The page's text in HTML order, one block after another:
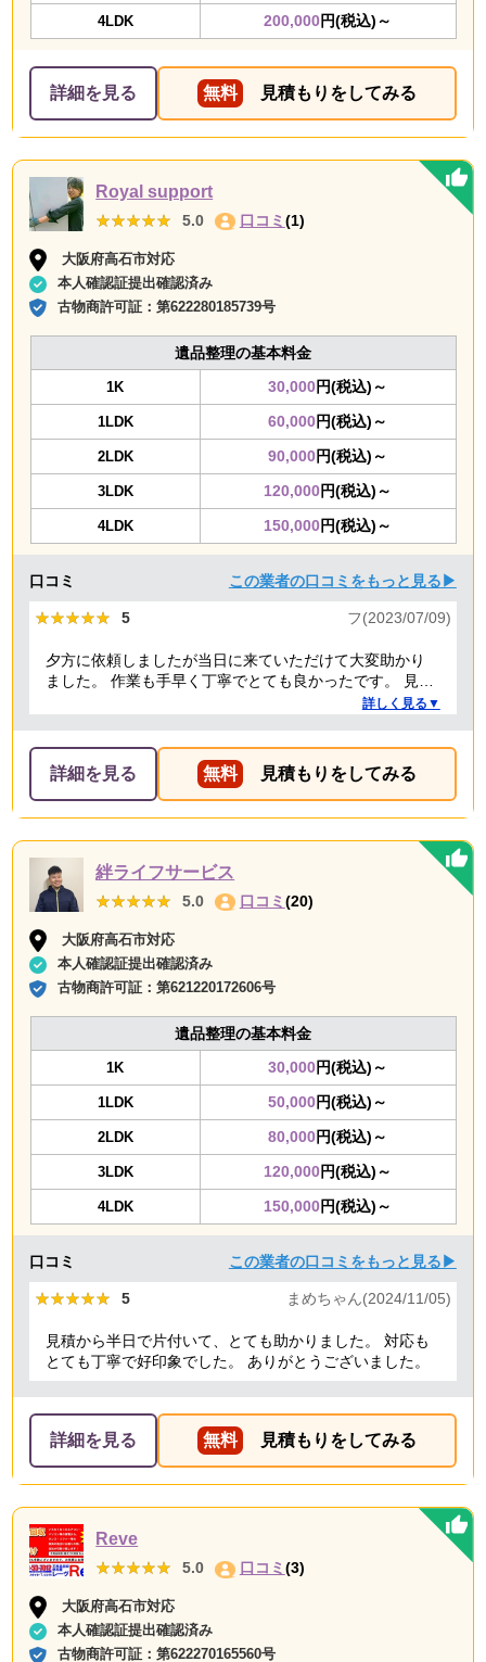
4LDK 200,000円(税込)～
詳細を見る 無料 見積もりをしてみる
Royal support
★★★★★
★★★★★ 5.0 口コミ (1)
大阪府高石市対応
本人確認証提出確認済み
古物商許可証：第622280185739号
遺品整理の基本料金
1K 30,000円(税込)～
1LDK 60,000円(税込)～
2LDK 90,000円(税込)～
3LDK 120,000円(税込)～
4LDK 150,000円(税込)～
口コミ この業者の口コミをもっと見る▶
★★★★★
★★★★★ 5 フ(2023/07/09)
夕方に依頼しましたが当日に来ていただけて大変助かり
ました。 作業も手早く丁寧でとても良かったです。 見積
り金額以上の追加料金もありませんでした。 ありがとう
詳しく見る▼
詳細を見る 無料 見積もりをしてみる
絆ライフサービス
★★★★★
★★★★★ 5.0 口コミ (20)
大阪府高石市対応
本人確認証提出確認済み
古物商許可証：第621220172606号
遺品整理の基本料金
1K 30,000円(税込)～
1LDK 50,000円(税込)～
2LDK 80,000円(税込)～
3LDK 120,000円(税込)～
4LDK 150,000円(税込)～
口コミ この業者の口コミをもっと見る▶
★★★★★
★★★★★ 5 まめちゃん(2024/11/05)
見積から半日で片付いて、とても助かりました。 対応も
とても丁寧で好印象でした。 ありがとうございました。
詳細を見る 無料 見積もりをしてみる
Reve
★★★★★
★★★★★ 5.0 口コミ(3)
大阪府高石市対応
本人確認証提出確認済み
古物商許可証：第622270165560号